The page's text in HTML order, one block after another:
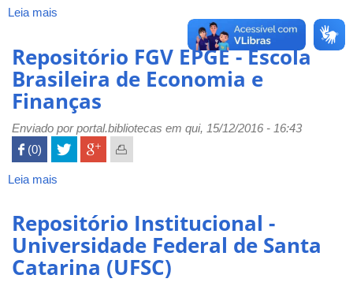
José
do
Preto
(FAMERP)
Leia mais
Teses
e
Dissertações
do
Centro
de
Pós-
(CEPEAD)
-
UFMG
Repositório FGV EPGE - Escola
Brasileira de Economia e
Finanças
Enviado porportal.bibliotecas em qui, 15/12/2016 - 16:43
 (0)
Leia mais
FGV
EPGE
-
Escola
Brasileira
Repositório Institucional -
Universidade Federal de Santa
Catarina (UFSC)